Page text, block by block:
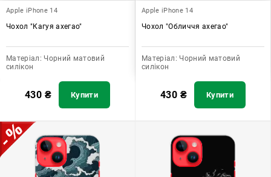
Apple iPhone 14
Чохол "Кагуя ахегао"
Матеріал: Чорний матовий
силікон
430 ₴ Купити
Apple iPhone 14
Чохол "Обличчя ахегао"
Матеріал: Чорний матовий
силікон
430 ₴ Купити